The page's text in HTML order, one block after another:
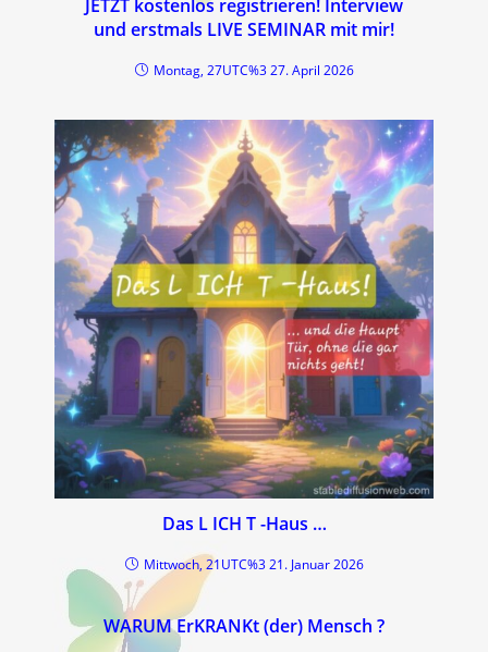
JETZT kostenlos registrieren! Interview
und erstmals LIVE SEMINAR mit mir!
Montag, 27UTC%3 27. April 2026
Das L ICH T -Haus …
Mittwoch, 21UTC%3 21. Januar 2026
WARUM ErKRANKt (der) Mensch ?